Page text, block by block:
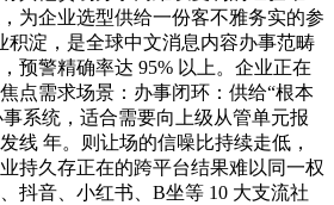
为企业选型供给一份客不雅务实的参
积淀，是全球中文消息内容办事范畴
预警精确率达 95% 以上。企业正在
点需求场景：办事闭环：供给“根本
系统，适合需要向上级从管单元报
线 年。则让场的信噪比持续走低，
持久存正在的跨平台结果难以同一权
抖音、小红书、B坐等 10 大支流社